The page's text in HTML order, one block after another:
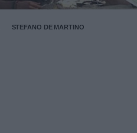
STEFANO DE MARTINO